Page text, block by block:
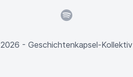
Spotify
2026 - Geschichtenkapsel-Kollektiv